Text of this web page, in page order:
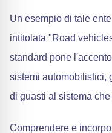
Un esempio di tale
intitolata "Road
standard pone
sistemi automobilistici,
di guasti al sistema
Comprendere e